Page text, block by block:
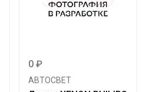
0 ₽
АВТОСВЕТ